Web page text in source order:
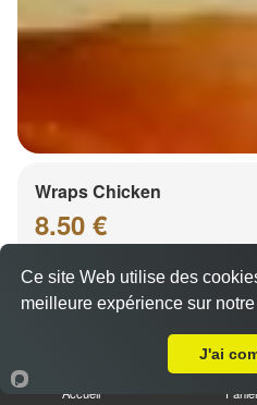
Wraps Chicken
8.50 €
Salade, tomates
Accueil Panier
Ce site Web utilise des
meilleure expérience sur
J'ai